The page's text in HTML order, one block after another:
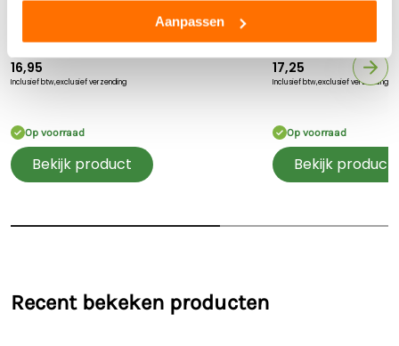
Aanpassen
16,95
Inclusief btw,exclusief verzending
Op voorraad
Bekijk product
1: 32
17,25
Inclusief btw,exclusief verzending
Op voorraad
Bekijk product
Recent bekeken producten